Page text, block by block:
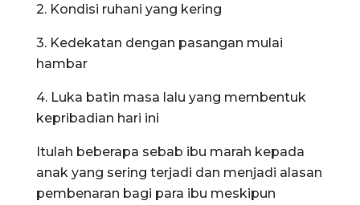
2. Kondisi ruhani yang kering
3. Kedekatan dengan pasangan mulai
hambar
4. Luka batin masa lalu yang membentuk
kepribadian hari ini
Itulah beberapa sebab ibu marah kepada
anak yang sering terjadi dan menjadi alasan
pembenaran bagi para ibu meskipun